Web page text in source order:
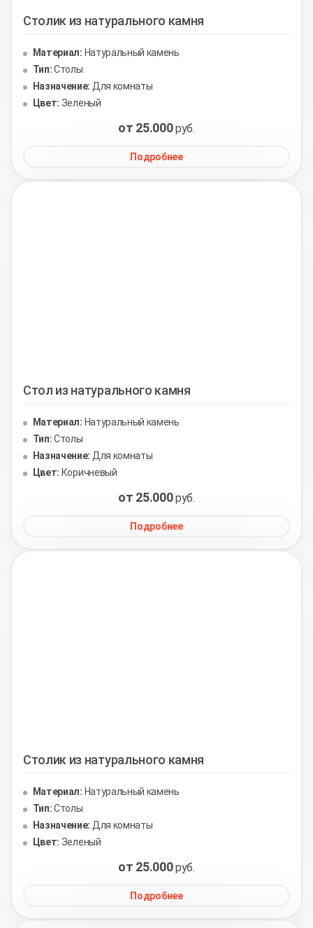
Столик из натурального камня
Материал: Натуральный камень
Тип:Столы
Назначение: Для комнаты
Цвет: Зеленый
от 25.000руб.
Подробнее
Стол из натурального камня
Материал: Натуральный камень
Тип:Столы
Назначение: Для комнаты
Цвет: Коричневый
от 25.000руб.
Подробнее
Столик из натурального камня
Материал: Натуральный камень
Тип:Столы
Назначение: Для комнаты
Цвет: Зеленый
от 25.000руб.
Подробнее